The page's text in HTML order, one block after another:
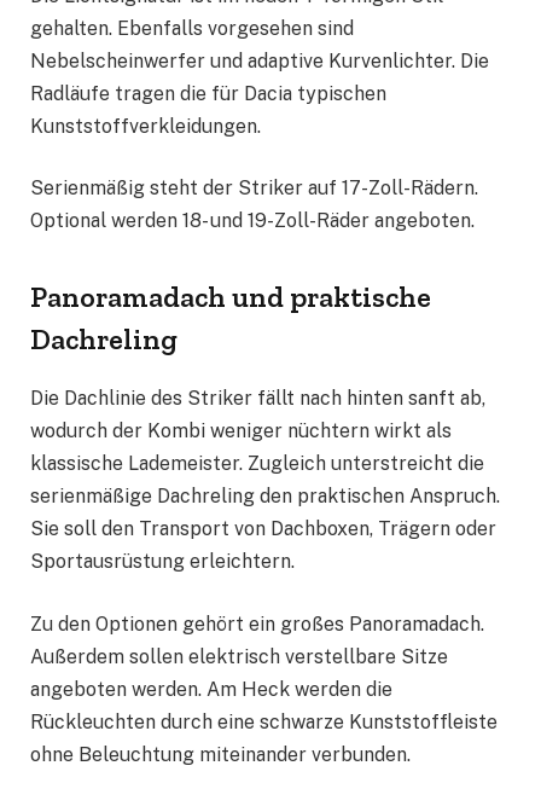
gehalten. Ebenfalls vorgesehen sind
Nebelscheinwerfer und adaptive Kurvenlichter. Die
Radläufe tragen die für Dacia typischen
Kunststoffverkleidungen.
Serienmäßig steht der Striker auf 17-Zoll-Rädern.
Optional werden 18- und 19-Zoll-Räder angeboten.
Panoramadach und praktische
Dachreling
Die Dachlinie des Striker fällt nach hinten sanft ab,
wodurch der Kombi weniger nüchtern wirkt als
klassische Lademeister. Zugleich unterstreicht die
serienmäßige Dachreling den praktischen Anspruch.
Sie soll den Transport von Dachboxen, Trägern oder
Sportausrüstung erleichtern.
Zu den Optionen gehört ein großes Panoramadach.
Außerdem sollen elektrisch verstellbare Sitze
angeboten werden. Am Heck werden die
Rückleuchten durch eine schwarze Kunststoffleiste
ohne Beleuchtung miteinander verbunden.